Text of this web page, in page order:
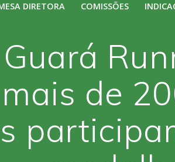
DIRETORA COMISSÕES
Guará
de